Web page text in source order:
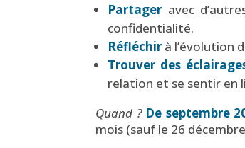
Partager avec
confidentialité.
Réfléchir à l’évolution
Trouver des
relation et se sentir en
Quand ? De septembre
mois (sauf le 26